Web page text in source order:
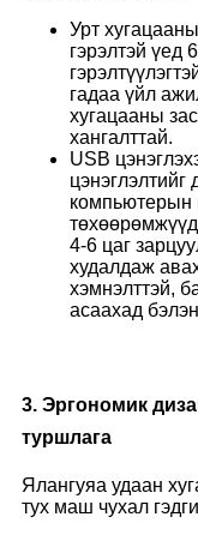
Урт
гэрэлтэй үед
гадаа үйл
хугацааны
хангалттай.
USB
цэнэглэлтийг
компьютерын
4-6 цаг
худалдаж
хэмнэлттэй,
асаахад
3. Эргономик
туршлага
Ялангуяа удаан
тух маш чухал